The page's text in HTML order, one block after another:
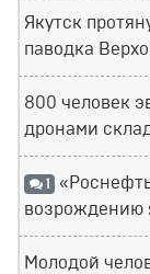
Якутск
паводка
800 человек
дронами
1
возрождению
Молодой